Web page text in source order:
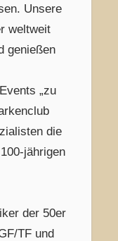
Unsere
weltweit
genießen
„zu
die
jährigen
der 50er
TF und